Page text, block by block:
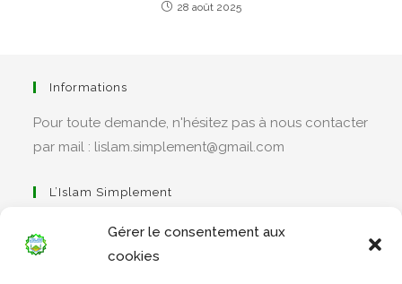
Gérer le consentement aux
cookies
28 août 2025
Informations
Pour toute demande, n'hésitez pas à nous contacter
par mail : lislam.simplement@gmail.com
L’Islam Simplement